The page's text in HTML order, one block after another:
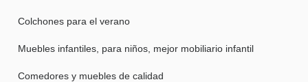
Colchones para el verano
Muebles infantiles, para niños, mejor mobiliario infantil
Comedores y muebles de calidad